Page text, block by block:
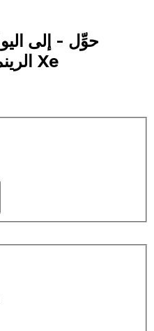
الرينمنبي الصيني | إكس إي Xe